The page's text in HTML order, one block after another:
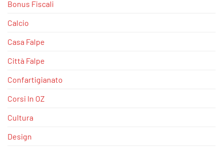
Bonus Fiscali
Calcio
Casa Falpe
Città Falpe
Confartigianato
Corsi In OZ
Cultura
Design